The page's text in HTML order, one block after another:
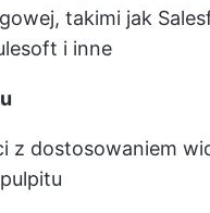
takimi jak
i inne
z dostosowaniem